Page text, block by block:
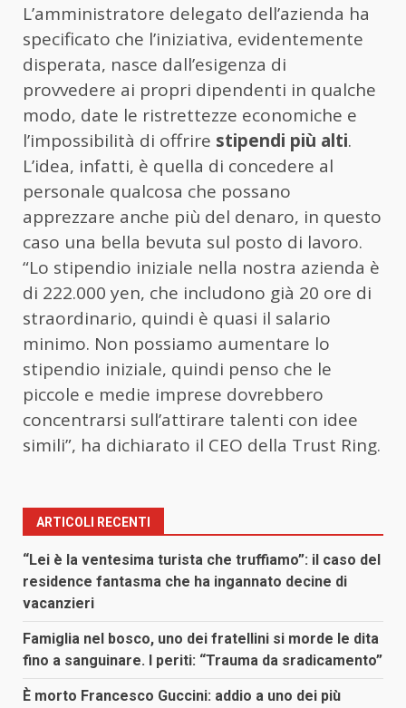
L’amministratore delegato dell’azienda ha
specificato che l’iniziativa, evidentemente
disperata, nasce dall’esigenza di
provvedere ai propri dipendenti in qualche
modo, date le ristrettezze economiche e
l’impossibilità di offrire stipendi più alti.
L’idea, infatti, è quella di concedere al
personale qualcosa che possano
apprezzare anche più del denaro, in questo
caso una bella bevuta sul posto di lavoro.
“Lo stipendio iniziale nella nostra azienda è
di 222.000 yen, che includono già 20 ore di
straordinario, quindi è quasi il salario
minimo. Non possiamo aumentare lo
stipendio iniziale, quindi penso che le
piccole e medie imprese dovrebbero
concentrarsi sull’attirare talenti con idee
simili”, ha dichiarato il CEO della Trust Ring.
ARTICOLI RECENTI
“Lei è la ventesima turista che truffiamo”: il caso del
residence fantasma che ha ingannato decine di
vacanzieri
Famiglia nel bosco, uno dei fratellini si morde le dita
fino a sanguinare. I periti: “Trauma da sradicamento”
È morto Francesco Guccini: addio a uno dei più